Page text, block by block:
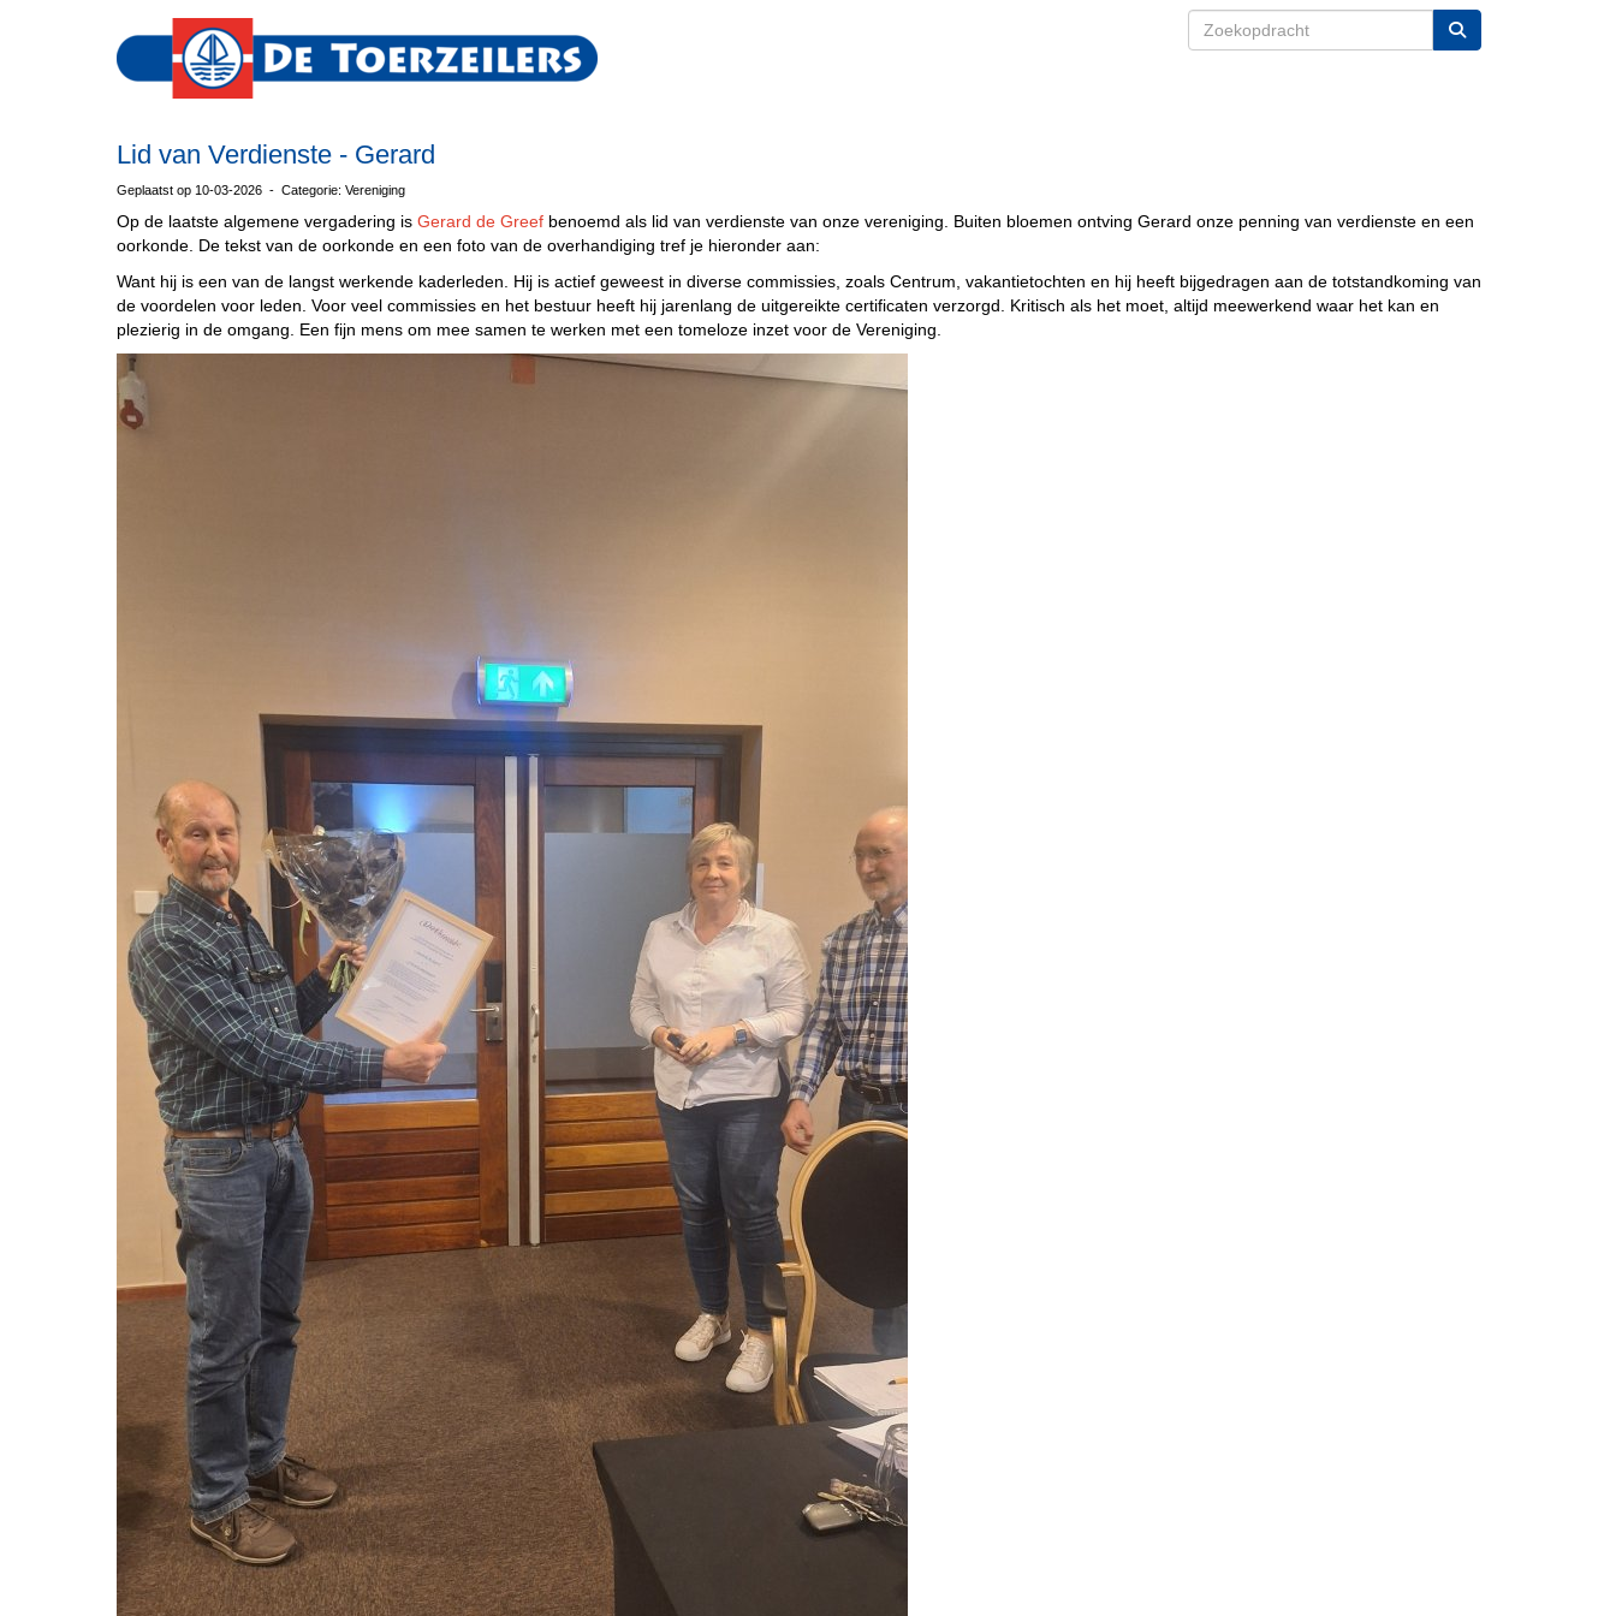
Lid van Verdienste - Gerard
Geplaatst op 10-03-2026 - Categorie: Vereniging
Op de laatste algemene vergadering is Gerard de Greef benoemd als lid van verdienste van onze vereniging. Buiten bloemen ontving Gerard onze penning van verdienste en een
oorkonde. De tekst van de oorkonde en een foto van de overhandiging tref je hieronder aan:
Want hij is een van de langst werkende kaderleden. Hij is actief geweest in diverse commissies, zoals Centrum, vakantietochten en hij heeft bijgedragen aan de totstandkoming van
de voordelen voor leden. Voor veel commissies en het bestuur heeft hij jarenlang de uitgereikte certificaten verzorgd. Kritisch als het moet, altijd meewerkend waar het kan en
plezierig in de omgang. Een fijn mens om mee samen te werken met een tomeloze inzet voor de Vereniging.